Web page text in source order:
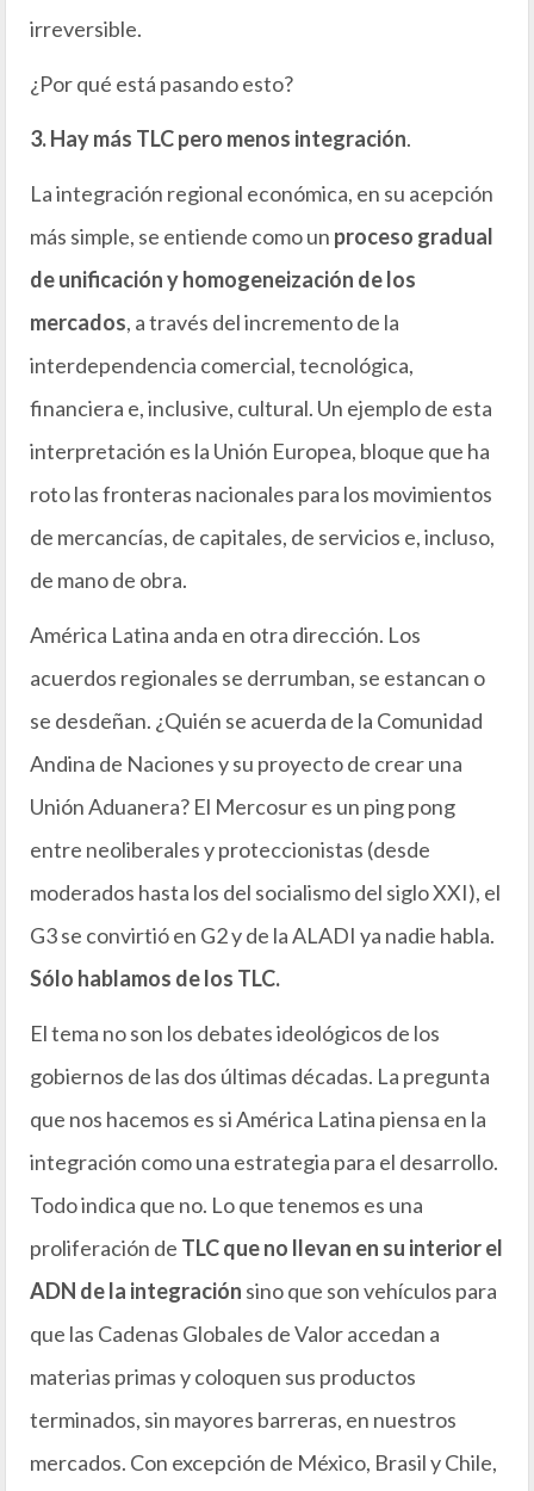
irreversible.
¿Por qué está pasando esto?
3. Hay más TLC pero menos integración.
La integración regional económica, en su acepción
más simple, se entiende como un proceso gradual
de unificación y homogeneización de los
mercados, a través del incremento de la
interdependencia comercial, tecnológica,
financiera e, inclusive, cultural. Un ejemplo de esta
interpretación es la Unión Europea, bloque que ha
roto las fronteras nacionales para los movimientos
de mercancías, de capitales, de servicios e, incluso,
de mano de obra.
América Latina anda en otra dirección. Los
acuerdos regionales se derrumban, se estancan o
se desdeñan. ¿Quién se acuerda de la Comunidad
Andina de Naciones y su proyecto de crear una
Unión Aduanera? El Mercosur es un ping pong
entre neoliberales y proteccionistas (desde
moderados hasta los del socialismo del siglo XXI), el
G3 se convirtió en G2 y de la ALADI ya nadie habla.
Sólo hablamos de los TLC.
El tema no son los debates ideológicos de los
gobiernos de las dos últimas décadas. La pregunta
que nos hacemos es si América Latina piensa en la
integración como una estrategia para el desarrollo.
Todo indica que no. Lo que tenemos es una
proliferación de TLC que no llevan en su interior el
ADN de la integración sino que son vehículos para
que las Cadenas Globales de Valor accedan a
materias primas y coloquen sus productos
terminados, sin mayores barreras, en nuestros
mercados. Con excepción de México, Brasil y Chile,